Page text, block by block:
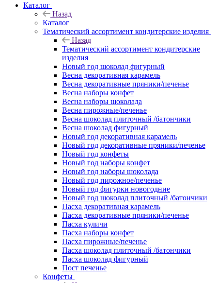
Каталог
Назад
Каталог
Тематический ассортимент кондитерские изделия
Назад
Тематический ассортимент кондитерские
изделия
Новый год шоколад фигурный
Весна декоративная карамель
Весна декоративные пряники/печенье
Весна наборы конфет
Весна наборы шоколада
Весна пирожные/печенье
Весна шоколад плиточный /батончики
Весна шоколад фигурный
Новый год декоративная карамель
Новый год декоративные пряники/печенье
Новый год конфеты
Новый год наборы конфет
Новый год наборы шоколада
Новый год пирожное/печенье
Новый год фигурки новогодние
Новый год шоколад плиточный /батончики
Пасха декоративная карамель
Пасха декоративные пряники/печенье
Пасха куличи
Пасха наборы конфет
Пасха пирожные/печенье
Пасха шоколад плиточный /батончики
Пасха шоколад фигурный
Пост печенье
Конфеты